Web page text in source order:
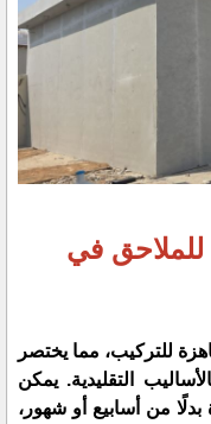
للملاحق في
للتركيب، مما يختصر
التقليدية. يمكن
من أسابيع أو شهور،